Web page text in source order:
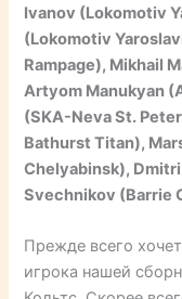
Ivanov (Lokomotiv
(Lokomotiv
Rampage), Mikhail
Artyom Manukyan
(SKA-Neva St.
Bathurst Titan),
Chelyabinsk),
Svechnikov (Barrie
Прежде всего
игрока нашей